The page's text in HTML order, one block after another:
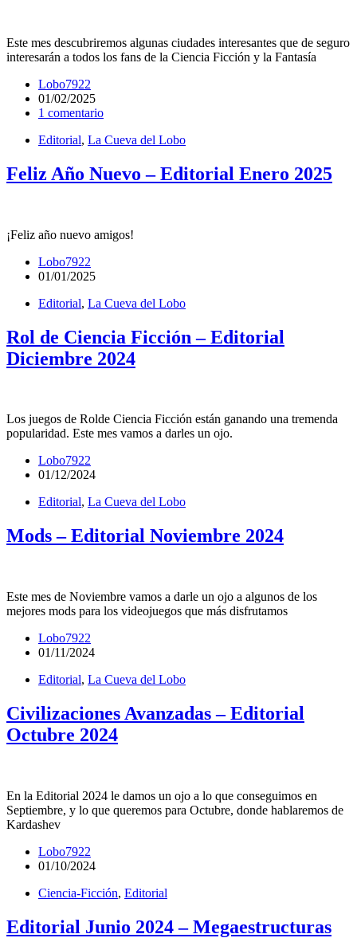
Este mes descubriremos algunas ciudades interesantes que de seguro
interesarán a todos los fans de la Ciencia Ficción y la Fantasía
Lobo7922
01/02/2025
1 comentario
Editorial, La Cueva del Lobo
Feliz Año Nuevo – Editorial Enero 2025
¡Feliz año nuevo amigos!
Lobo7922
01/01/2025
Editorial, La Cueva del Lobo
Rol de Ciencia Ficción – Editorial
Diciembre 2024
Los juegos de Rolde Ciencia Ficción están ganando una tremenda
popularidad. Este mes vamos a darles un ojo.
Lobo7922
01/12/2024
Editorial, La Cueva del Lobo
Mods – Editorial Noviembre 2024
Este mes de Noviembre vamos a darle un ojo a algunos de los
mejores mods para los videojuegos que más disfrutamos
Lobo7922
01/11/2024
Editorial, La Cueva del Lobo
Civilizaciones Avanzadas – Editorial
Octubre 2024
En la Editorial 2024 le damos un ojo a lo que conseguimos en
Septiembre, y lo que queremos para Octubre, donde hablaremos de
Kardashev
Lobo7922
01/10/2024
Ciencia-Ficción, Editorial
Editorial Junio 2024 – Megaestructuras